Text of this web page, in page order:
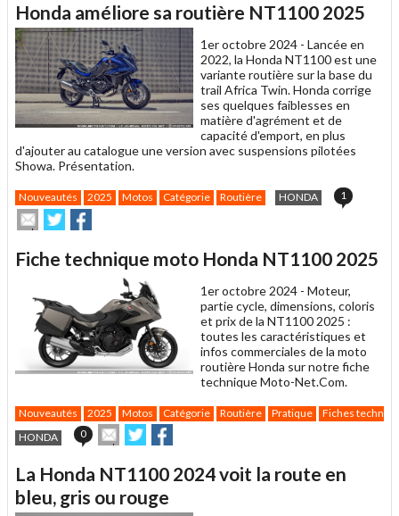
à
un
ami
Honda améliore sa routière NT1100 2025
1er octobre 2024 - Lancée en
2022, la Honda NT1100 est une
variante routière sur la base du
trail Africa Twin. Honda corrige
ses quelques faiblesses en
matière d'agrément et de
capacité d'emport, en plus
d'ajouter au catalogue une version avec suspensions pilotées
Showa. Présentation.
Nouveautés 2025 Motos Catégorie Routière HONDA 1
Envoyer
cet
à
Partager
sur
sur
Fiche technique moto Honda NT1100 2025
1er octobre 2024 - Moteur,
partie cycle, dimensions, coloris
et prix de la NT1100 2025 :
toutes les caractéristiques et
infos commerciales de la moto
routière Honda sur notre fiche
technique Moto-Net.Com.
Nouveautés 2025 Motos Catégorie Routière Pratique
Fiches
HONDA
0
Envoyer
cet
à
un
ami
Partager
sur sur
La Honda NT1100 2024 voit la route en
bleu, gris ou rouge